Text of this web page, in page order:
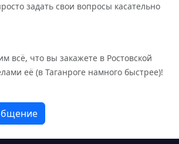
задать свои вопросы касательно
всё, что вы закажете в Ростовской
её (в Таганроге намного быстрее)!